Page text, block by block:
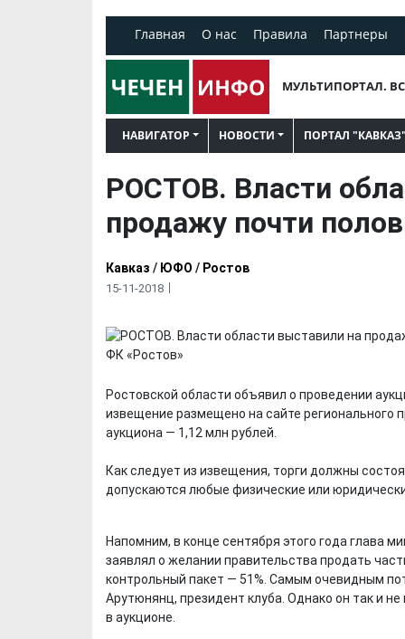
Главная О нас Правила Партнеры
МУЛЬТИПОРТАЛ.
НАВИГАТОР НОВОСТИ ПОРТАЛ "КАВКАЗ"
РОСТОВ. Власти
продажу почти
Кавказ / ЮФО / Ростов
15-11-2018
Ростовской области объявил о проведении
извещение размещено на сайте регионального
аукциона — 1,12 млн рублей.
Как следует из извещения, торги должны
допускаются любые физические или
Напомним, в конце сентября этого года глава
заявлял о желании правительства продать
контрольный пакет — 51%. Самым очевидным
Арутюнянц, президент клуба. Однако он так и
в аукционе.